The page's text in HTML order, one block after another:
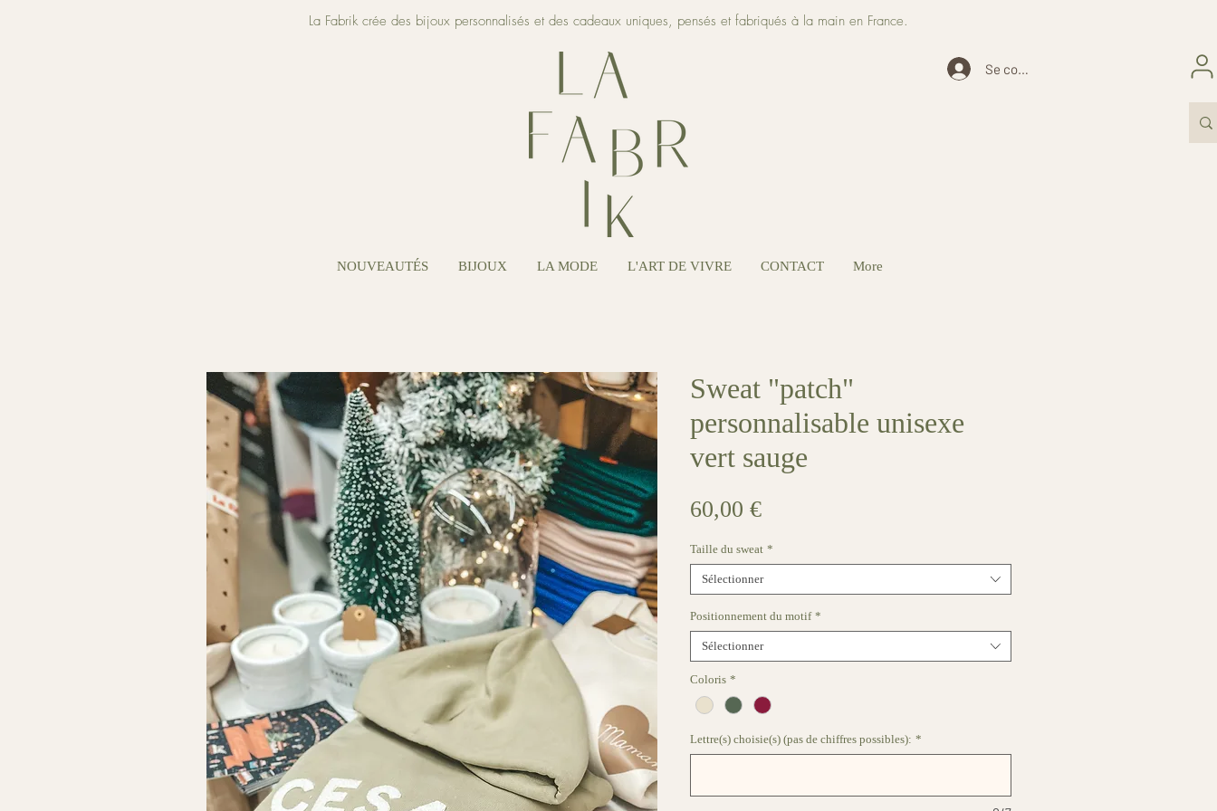
La Fabrik crée des bijoux personnalisés et des cadeaux uniques, pensés et fabriqués à la main en France.
Se connecter
Sweat "patch"
personnalisable unisexe
vert sauge
60,00 €Prix
Taille du sweat *
Sélectionner
Positionnement du motif *
Sélectionner
Coloris *
Lettre(s) choisie(s) (pas de chiffres possibles): *
NOUVEAUTÉS BIJOUX LA MODE L'ART DE VIVRE CONTACT More